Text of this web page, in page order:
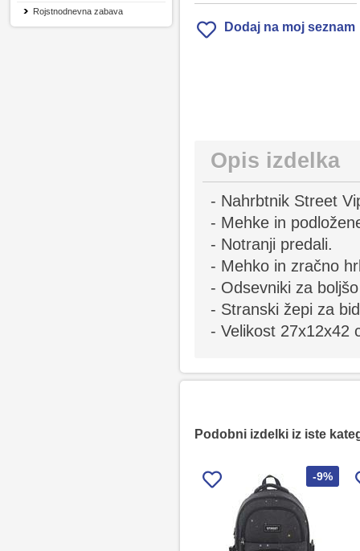
Rojstnodnevna zabava
Dodaj na moj seznam
Opis izdelka
- Nahrbtnik Street
- Mehke in
- Notranji predali.
- Mehko in zračno
- Odsevniki za
- Stranski žepi za
- Velikost 27x12x42
Podobni izdelki iz iste
-9%